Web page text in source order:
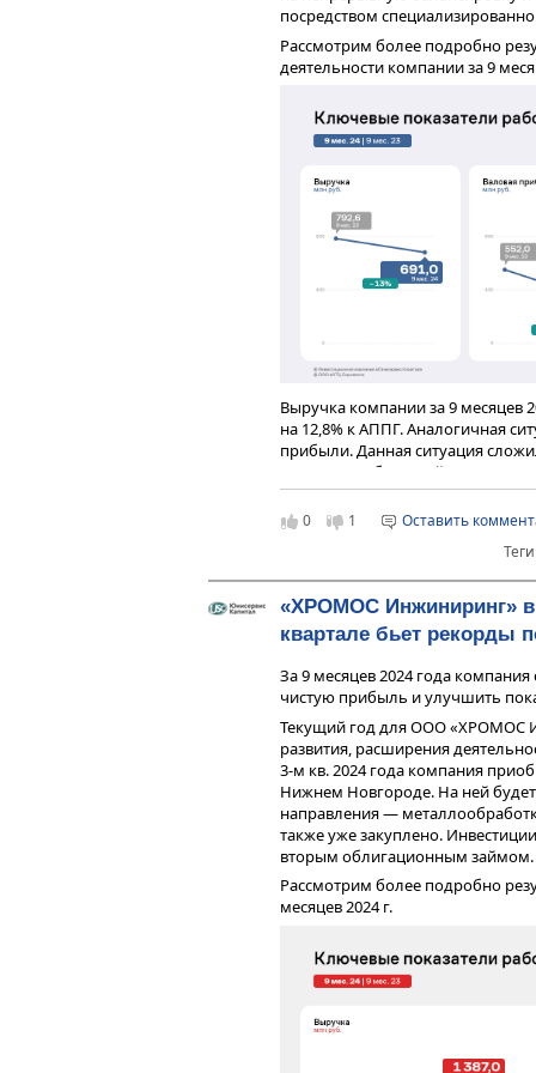
корпуса судов;
полособульбовый
который применяется в
угловой профиль – одна
металлопроката.
дополнительная деятельность –
металлопроката, который
Выручка ООО «Феррум» за 6
40,3 млн руб., что на 28,2% ниже
отметить существенный рост
2025 года по сравнению с 1
млрд руб. против 1,2 млрд руб.,
квартале против 1,2 млн руб. за
ключевой финансовый
посредством
Рассмотрим более подробно
деятельности компании за 9
Выручка компании за 9 месяцев
на 12,8% к АППГ. Аналогичная
прибыли. Данная ситуация
реализации большей части
полугодие. 2024 год эмитент
АППГ.
Долговая нагрузка у эмитента
за счёт частичной амортизации
Показатель долговой нагрузки
периоде равен 0,04х, т. е.
0 1
Оставить
«ХРОМОС Инжиниринг»
квартале бьет рекорды
За 9 месяцев 2024 года
чистую прибыль и улучшить
Текущий год для ООО «ХРОМОС
развития, расширения
3-м кв. 2024 года компания
Нижнем Новгороде. На ней
направления —
также уже закуплено.
вторым облигационным займом.
Рассмотрим более подробно
месяцев 2024 г.